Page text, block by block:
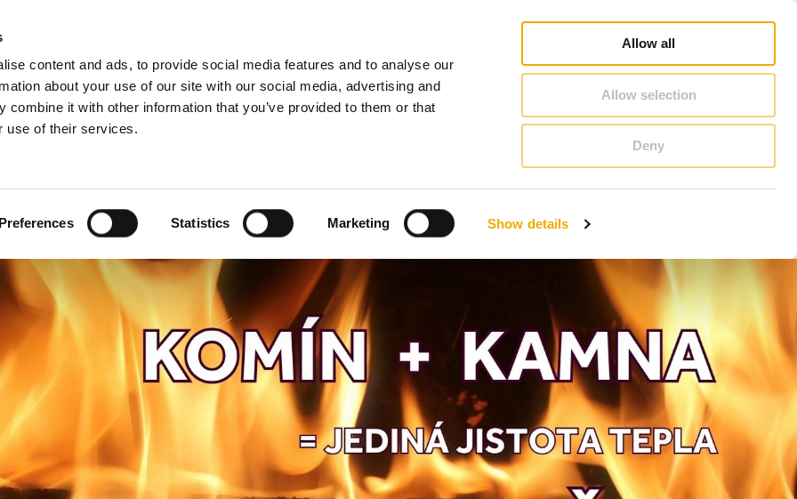
content and ads, to provide social media features and to analyse our
about your use of our site with our social media, advertising and
combine it with other information that you’ve provided to them or that
use of their services.
Preferences Statistics Marketing Show details
Allow all
Allow selection
Deny
Dánsko
Estonsko
Norsko
Rumunsko
Ukrajina
Velká Británie
Švýcarsko
profesionály